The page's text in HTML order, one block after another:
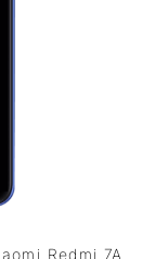
Redmi 7A